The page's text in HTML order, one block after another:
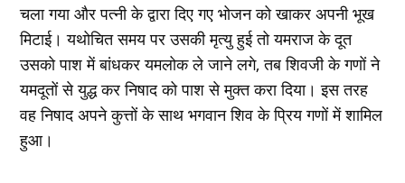
चला गया और पत्नी के द्वारा दिए गए भोजन को खाकर अपनी भूख
मिटाई। यथोचित समय पर उसकी मृत्यु हुई तो यमराज के दूत
उसको पाश में बांधकर यमलोक ले जाने लगे, तब शिवजी के गणों ने
यमदूतों से युद्ध कर निषाद को पाश से मुक्त करा दिया। इस तरह
वह निषाद अपने कुत्तों के साथ भगवान शिव के प्रिय गणों में शामिल
हुआ।